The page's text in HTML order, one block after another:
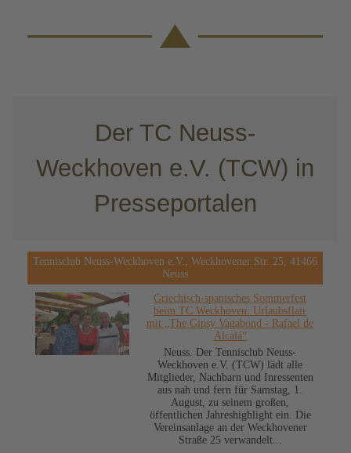
Der TC Neuss-
Weckhoven e.V. (TCW) in
Presseportalen
Tennisclub Neuss-Weckhoven e.V., Weckhovener Str. 25, 41466
Neuss
Griechisch-spanisches Sommerfest
beim TC Weckhoven: Urlaubsflair
mit „The Gipsy Vagabond - Rafael de
Alcalá“
Neuss. Der Tennisclub Neuss-
Weckhoven e.V. (TCW) lädt alle
Mitglieder, Nachbarn und Inressenten
aus nah und fern für Samstag, 1.
August, zu seinem großen,
öffentlichen Jahreshighlight ein. Die
Vereinsanlage an der Weckhovener
Straße 25 verwandelt...